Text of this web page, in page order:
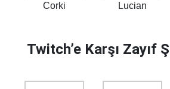
Corki Lucian
Twitch’e Karşı Zayıf